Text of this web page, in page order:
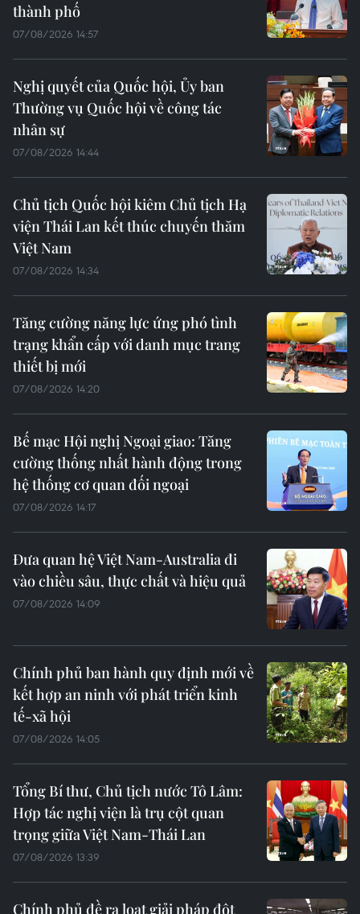
thành phố
07/08/2026 14:57
Nghị quyết của Quốc hội, Ủy ban
Thường vụ Quốc hội về công tác
nhân sự
07/08/2026 14:44
Chủ tịch Quốc hội kiêm Chủ tịch Hạ
viện Thái Lan kết thúc chuyến thăm
Việt Nam
07/08/2026 14:34
Tăng cường năng lực ứng phó tình
trạng khẩn cấp với danh mục trang
thiết bị mới
07/08/2026 14:20
Bế mạc Hội nghị Ngoại giao: Tăng
cường thống nhất hành động trong
hệ thống cơ quan đối ngoại
07/08/2026 14:17
Đưa quan hệ Việt Nam-Australia đi
vào chiều sâu, thực chất và hiệu quả
07/08/2026 14:09
Chính phủ ban hành quy định mới về
kết hợp an ninh với phát triển kinh
tế-xã hội
07/08/2026 14:05
Tổng Bí thư, Chủ tịch nước Tô Lâm:
Hợp tác nghị viện là trụ cột quan
trọng giữa Việt Nam-Thái Lan
07/08/2026 13:39
Chính phủ đề ra loạt giải pháp đột